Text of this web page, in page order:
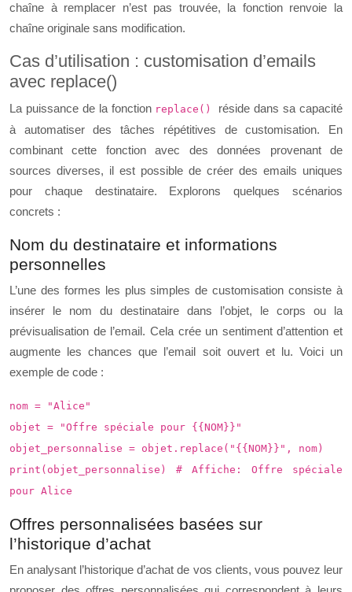
chaîne à remplacer n’est pas trouvée, la fonction renvoie la
chaîne originale sans modification.
Cas d’utilisation : customisation d’emails
avec replace()
La puissance de la fonction replace() réside dans sa capacité
à automatiser des tâches répétitives de customisation. En
combinant cette fonction avec des données provenant de
sources diverses, il est possible de créer des emails uniques
pour chaque destinataire. Explorons quelques scénarios
concrets :
Nom du destinataire et informations
personnelles
L’une des formes les plus simples de customisation consiste à
insérer le nom du destinataire dans l’objet, le corps ou la
prévisualisation de l’email. Cela crée un sentiment d’attention et
augmente les chances que l’email soit ouvert et lu. Voici un
exemple de code :
nom = "Alice"
objet = "Offre spéciale pour {{NOM}}"
objet_personnalise = objet.replace("{{NOM}}", nom)
print(objet_personnalise) # Affiche: Offre spéciale
pour Alice
Offres personnalisées basées sur
l’historique d’achat
En analysant l’historique d’achat de vos clients, vous pouvez leur